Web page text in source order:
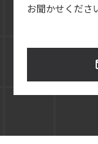
お聞かせくださ